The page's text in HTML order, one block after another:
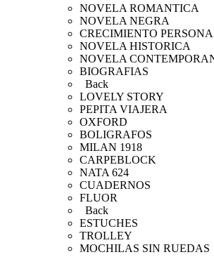
NOVELA ROMANTICA
NOVELA NEGRA
CRECIMIENTO
NOVELA HISTORICA
NOVELA
BIOGRAFIAS
Back
LOVELY STORY
PEPITA VIAJERA
OXFORD
BOLIGRAFOS
MILAN 1918
CARPEBLOCK
NATA 624
CUADERNOS
FLUOR
Back
ESTUCHES
TROLLEY
MOCHILAS SIN RUEDAS